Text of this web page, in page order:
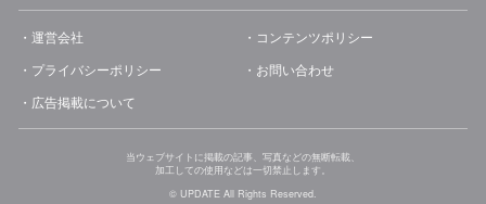
運営会社
コンテンツポリシー
プライバシーポリシー
お問い合わせ
広告掲載について
当ウェブサイトに掲載の記事、写真などの無断転載、
加工しての使用などは一切禁止します。
© UPDATE All Rights Reserved.